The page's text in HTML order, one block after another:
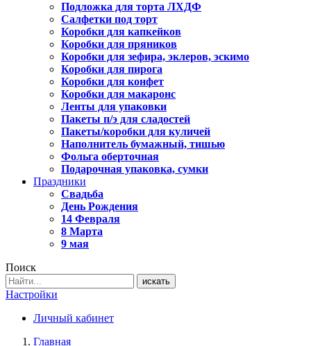
Подложка для торта ЛХДФ
Салфетки под торт
Коробки для капкейков
Коробки для пряников
Коробки для зефира, эклеров, эскимо
Коробки для пирога
Коробки для конфет
Коробки для макаронс
Ленты для упаковки
Пакеты п/э для сладостей
Пакеты/коробки для куличей
Наполнитель бумажный, тишью
Фольга оберточная
Подарочная упаковка, сумки
Праздники
Свадьба
День Рождения
14 Февраля
8 Марта
9 мая
Поиск
искать
Настройки
Личный кабинет
Главная